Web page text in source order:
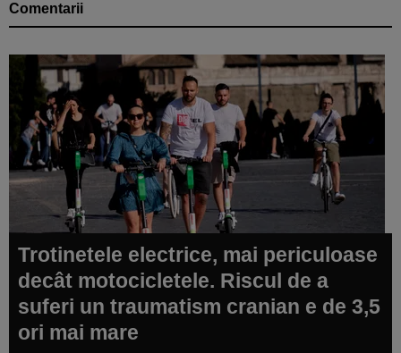
Comentarii
Trotinetele electrice, mai periculoase
decât motocicletele. Riscul de a
suferi un traumatism cranian e de 3,5
ori mai mare